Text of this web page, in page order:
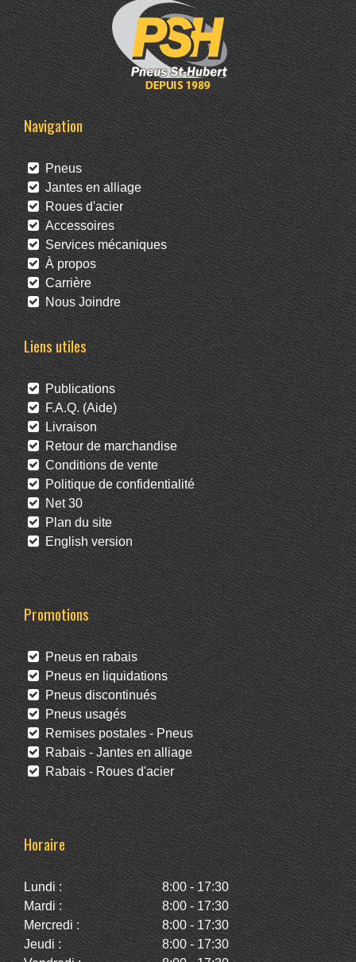
Navigation
Pneus
Jantes en alliage
Roues d'acier
Accessoires
Services mécaniques
À propos
Carrière
Nous Joindre
Liens utiles
Publications
F.A.Q. (Aide)
Livraison
Retour de marchandise
Conditions de vente
Politique de confidentialité
Net 30
Plan du site
English version
Promotions
Pneus en rabais
Pneus en liquidations
Pneus discontinués
Pneus usagés
Remises postales - Pneus
Rabais - Jantes en alliage
Rabais - Roues d'acier
Horaire
Lundi :
8:00 - 17:30
Mardi :
8:00 - 17:30
Mercredi :
8:00 - 17:30
Jeudi :
8:00 - 17:30